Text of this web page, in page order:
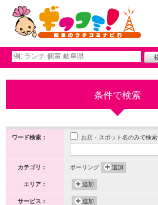
条件で検索
ワード検索： お店・スポット名のみで検索
カテゴリ： ボーリング 追加
エリア： 追加
サービス： 追加